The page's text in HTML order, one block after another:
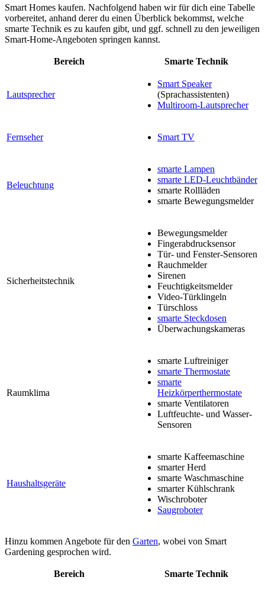
Smart Homes kaufen. Nachfolgend haben wir für dich eine Tabelle
vorbereitet, anhand derer du einen Überblick bekommst, welche
smarte Technik es zu kaufen gibt, und ggf. schnell zu den jeweiligen
Smart-Home-Angeboten springen kannst.
Bereich Smarte Technik
Lautsprecher
Smart Speaker
(Sprachassistenten)
Multiroom-Lautsprecher
Fernseher Smart TV
Beleuchtung
smarte Lampen
smarte LED-Leuchtbänder
smarte Rollläden
smarte Bewegungsmelder
Sicherheitstechnik
Bewegungsmelder
Fingerabdrucksensor
Tür- und Fenster-Sensoren
Rauchmelder
Sirenen
Feuchtigkeitsmelder
Video-Türklingeln
Türschloss
smarte Steckdosen
Überwachungskameras
Raumklima
smarte Luftreiniger
smarte Thermostate
smarte
Heizkörperthermostate
smarte Ventilatoren
Luftfeuchte- und Wasser-
Sensoren
Haushaltsgeräte
smarte Kaffeemaschine
smarter Herd
smarte Waschmaschine
smarter Kühlschrank
Wischroboter
Saugroboter
Hinzu kommen Angebote für den Garten, wobei von Smart
Gardening gesprochen wird.
Bereich Smarte Technik